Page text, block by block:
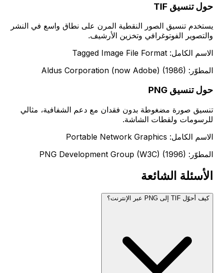
حول تنسيق TIF
يستخدم تنسيق الصور النقطية المرن على نطاق واسع في النشر
والتصوير الفوتوغرافي وتخزين الأرشيف.
الاسم الكامل: Tagged Image File Format
المطوّر: Aldus Corporation (now Adobe) (1986)
حول تنسيق PNG
تنسيق صورة مضغوطة بدون فقدان مع دعم الشفافية، مثالي
للرسومات ولقطات الشاشة.
الاسم الكامل: Portable Network Graphics
المطوّر: PNG Development Group (W3C) (1996)
الأسئلة الشائعة
كيف أحوّل TIF إلى PNG عبر الإنترنت؟